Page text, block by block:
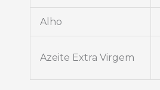
Alho
Azeite Extra Virgem